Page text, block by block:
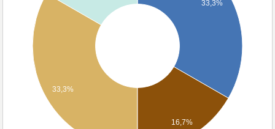
33,3%
33,3%
16,7%